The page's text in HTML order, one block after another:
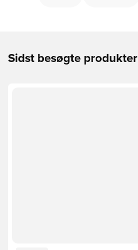
Sidst besøgte produkter